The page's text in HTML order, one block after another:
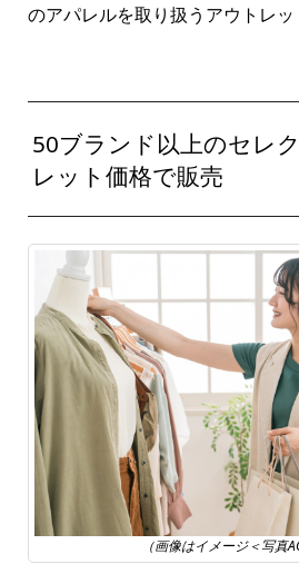
のアパレルを取り扱うアウトレッ
50ブランド以上のセレ
レット価格で販売
（画像はイメージ＜写真